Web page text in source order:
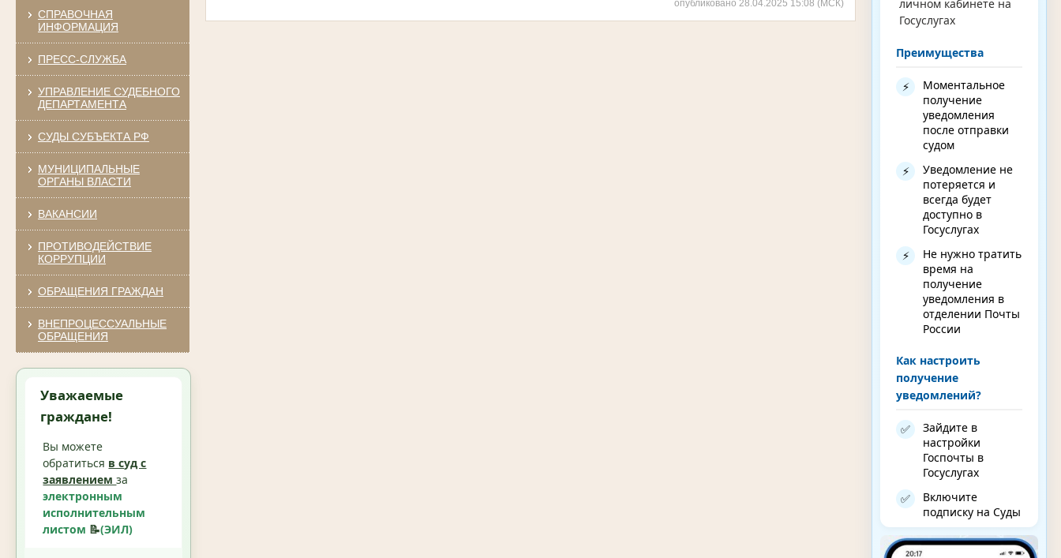
СПРАВОЧНАЯ
ИНФОРМАЦИЯ
ПРЕСС-СЛУЖБА
УПРАВЛЕНИЕ СУДЕБНОГО
ДЕПАРТАМЕНТА
СУДЫ СУБЪЕКТА РФ
МУНИЦИПАЛЬНЫЕ
ОРГАНЫ ВЛАСТИ
ВАКАНСИИ
ПРОТИВОДЕЙСТВИЕ
КОРРУПЦИИ
ОБРАЩЕНИЯ ГРАЖДАН
ВНЕПРОЦЕССУАЛЬНЫЕ
ОБРАЩЕНИЯ
Уважаемые
граждане!
Вы можете
обратиться в суд с
заявлениемза
электронным
исполнительным
листом 📝(ЭИЛ)
личном кабинете на
Госуслугах
Преимущества
⚡
Моментальное
получение
уведомления
после отправки
судом
⚡
Уведомление не
потеряется и
всегда будет
доступно в
Госуслугах
⚡
Не нужно тратить
время на
получение
уведомления в
отделении Почты
России
Как настроить
получение
уведомлений?
✅
Зайдите в
настройки
Госпочты в
Госуслугах
✅
Включите
подписку на Суды
опубликовано 28.04.2025 15:08 (МСК)